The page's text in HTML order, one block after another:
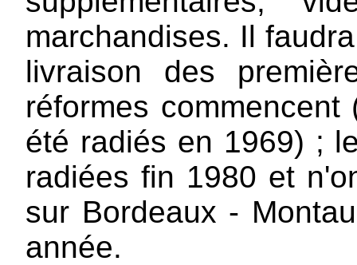
marchandises. Il
livraison des
réformes
été radiés en 1969) ;
radiées fin 1980 et
sur Bordeaux -
année.